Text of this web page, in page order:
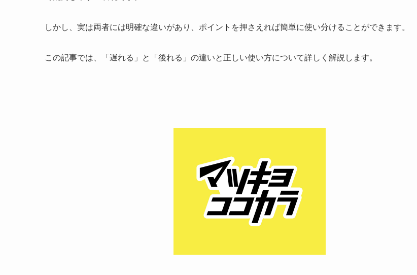
しかし、実は両者には明確な違いがあり、ポイントを押さえれば簡単に使い分けることができます。
この記事では、「遅れる」と「後れる」の違いと正しい使い方について詳しく解説します。